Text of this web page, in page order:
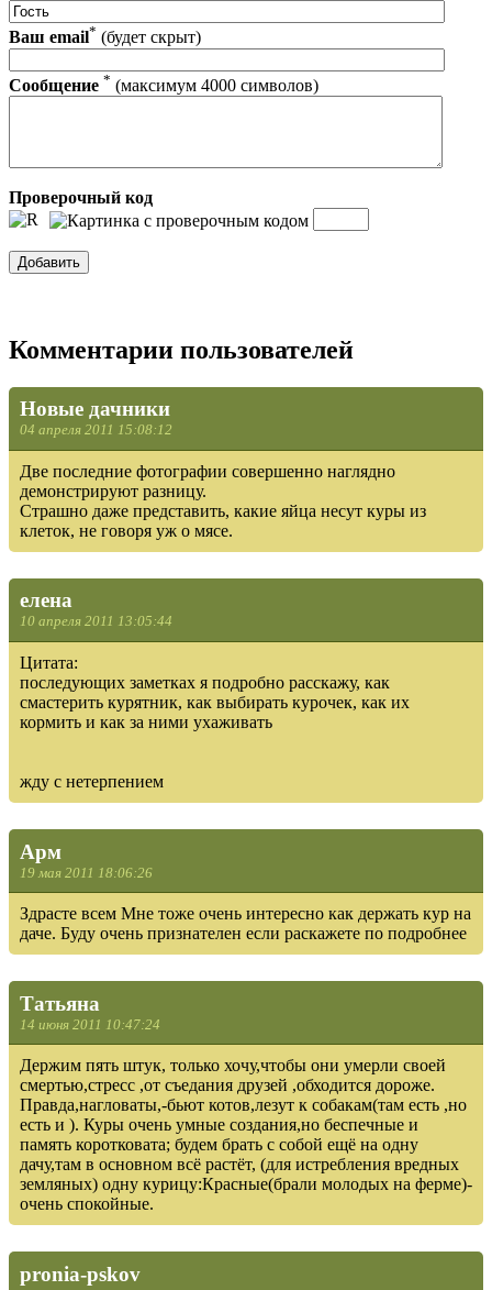
Ваш email* (будет скрыт)
Сообщение * (максимум 4000 символов)
Проверочный код
Комментарии пользователей
Новые дачники
04 апреля 2011 15:08:12
Две последние фотографии совершенно наглядно
демонстрируют разницу.
Страшно даже представить, какие яйца несут куры из
клеток, не говоря уж о мясе.
елена
10 апреля 2011 13:05:44
Цитата:
последующих заметках я подробно расскажу, как
смастерить курятник, как выбирать курочек, как их
кормить и как за ними ухаживать
жду с нетерпением
Арм
19 мая 2011 18:06:26
Здрасте всем Мне тоже очень интересно как держать кур на
даче. Буду очень признателен если раскажете по подробнее
Татьяна
14 июня 2011 10:47:24
Держим пять штук, только хочу,чтобы они умерли своей
смертью,стресс ,от съедания друзей ,обходится дороже.
Правда,нагловаты,-бьют котов,лезут к собакам(там есть ,но
есть и ). Куры очень умные создания,но беспечные и
память коротковата; будем брать с собой ещё на одну
дачу,там в основном всё растёт, (для истребления вредных
земляных) одну курицу:Красные(брали молодых на ферме)-
очень спокойные.
pronia-pskov